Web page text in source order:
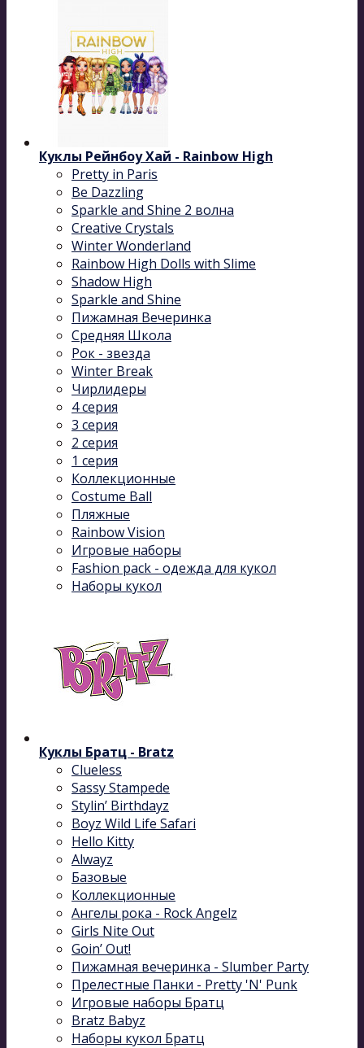
Куклы Рейнбоу Хай - Rainbow High
Pretty in Paris
Be Dazzling
Sparkle and Shine 2 волна
Сreative Сrystals
Winter Wonderland
Rainbow High Dolls with Slime
Shadow High
Sparkle and Shine
Пижамная Вечеринка
Средняя Школа
Рок - звезда
Winter Break
Чирлидеры
4 серия
3 серия
2 серия
1 серия
Коллекционные
Costume Ball
Пляжные
Rainbow Vision
Игровые наборы
Fashion pack - одежда для кукол
Наборы кукол
Куклы Братц - Bratz
Clueless
Sassy Stampede
Stylin’ Birthdayz
Boyz Wild Life Safari
Hello Kitty
Alwayz
Базовые
Коллекционные
Ангелы рока - Rock Angelz
Girls Nite Out
Goin’ Out!
Пижамная вечеринка - Slumber Party
Прелестные Панки - Pretty 'N' Punk
Игровые наборы Братц
Bratz Babyz
Наборы кукол Братц